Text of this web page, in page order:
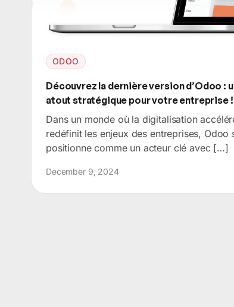
ODOO
Découvrez la dernière version d’Odoo :
atout stratégique pour votre entreprise !
Dans un monde où la digitalisation
redéfinit les enjeux des entreprises, Odoo
positionne comme un acteur clé avec […]
December 9, 2024